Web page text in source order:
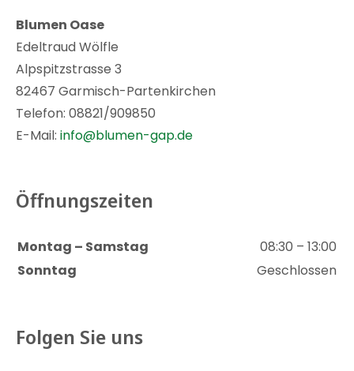
Blumen Oase
Edeltraud Wölfle
Alpspitzstrasse 3
82467 Garmisch-Partenkirchen
Telefon: 08821/909850
E-Mail: info@blumen-gap.de
Öffnungszeiten
Montag – Samstag
08:30 – 13:00
Sonntag
Geschlossen
Folgen Sie uns